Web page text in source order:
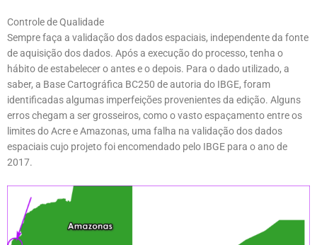
Controle de Qualidade
Sempre faça a validação dos dados espaciais, independente da fonte
de aquisição dos dados. Após a execução do processo, tenha o
hábito de estabelecer o antes e o depois. Para o dado utilizado, a
saber, a Base Cartográfica BC250 de autoria do IBGE, foram
identificadas algumas imperfeições provenientes da edição. Alguns
erros chegam a ser grosseiros, como o vasto espaçamento entre os
limites do Acre e Amazonas, uma falha na validação dos dados
espaciais cujo projeto foi encomendado pelo IBGE para o ano de
2017.